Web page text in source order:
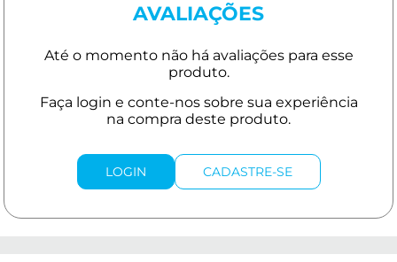
AVALIAÇÕES
LOGIN CADASTRE-SE